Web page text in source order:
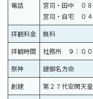
電話
宮司・田中 ０８
宮司・自宅 ０４
拝観料金
無料
拝観時間
社務所 ９：００
祭神
建御名方命
創建
第２７代安閑天